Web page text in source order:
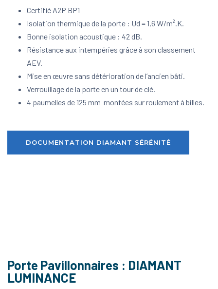
Certifié A2P BP1
Isolation thermique de la porte : Ud = 1,6 W/m².K.
Bonne isolation acoustique : 42 dB.
Résistance aux intempéries grâce à son classement
AEV.
Mise en œuvre sans détérioration de l’ancien bâti.
Verrouillage de la porte en un tour de clé.
4 paumelles de 125 mm montées sur roulement à billes.
DOCUMENTATION DIAMANT SÉRÉNITÉ
Porte Pavillonnaires : DIAMANT
LUMINANCE